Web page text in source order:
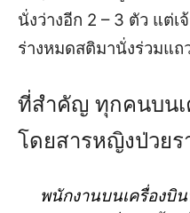
นั่งว่างอีก 2 – 3 ตัว แต่
ร่างหมดสติมานั่งร่วมแถ
ที่สำคัญ ทุกคนบนเ
โดยสารหญิงป่วย
พนักงานบนเครื่องบิ